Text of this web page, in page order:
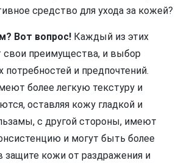
средство для ухода за кожей?
Вот вопрос! Каждый из этих
свои преимущества, и выбор
потребностей и предпочтений.
более легкую текстуру и
оставляя кожу гладкой и
с другой стороны, имеют
и могут быть более
кожи от раздражения и